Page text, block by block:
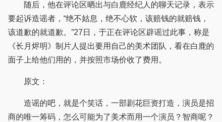
随后，他在评论区晒出与白鹿经纪人的聊天记录，表示
要起诉造谣者，“绝不姑息，绝不心软，该赔钱的就赔钱，
该道歉的就道歉。”27日，于正在评论区辟谣过此事，称是
《长月烬明》制片人提出要用自己的美术团队，看在白鹿的
面子上给他们用的，并按照市场价收了费用。
原文：
造谣的吧，就是个笑话，一部剧花巨资打造，演员是招
商的唯一筹码，怎么可能为了美术而用一个演员？智商呢？